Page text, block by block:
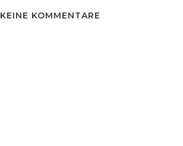
KEINE KOMMENTARE